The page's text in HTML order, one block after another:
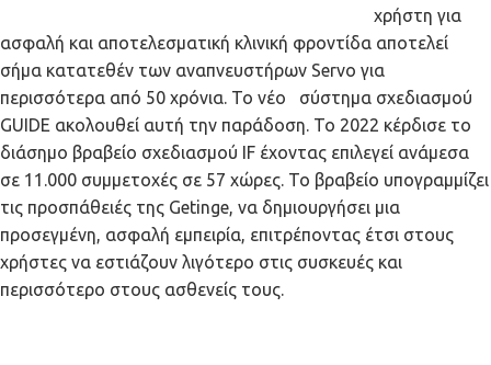
χρήστη για
ασφαλή και αποτελεσματική κλινική φροντίδα αποτελεί
σήμα κατατεθέν των αναπνευστήρων Servo για
περισσότερα από 50 χρόνια. Το νέο σύστημα σχεδιασμού
GUIDE ακολουθεί αυτή την παράδοση. Το 2022 κέρδισε το
διάσημο βραβείο σχεδιασμού IF έχοντας επιλεγεί ανάμεσα
σε 11.000 συμμετοχές σε 57 χώρες. Το βραβείο υπογραμμίζει
τις προσπάθειές της Getinge, να δημιουργήσει μια
προσεγμένη, ασφαλή εμπειρία, επιτρέποντας έτσι στους
χρήστες να εστιάζουν λιγότερο στις συσκευές και
περισσότερο στους ασθενείς τους.